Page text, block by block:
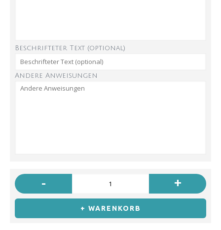
Beschrifteter Text (optional)
Andere Anweisungen
- +
+ WARENKORB